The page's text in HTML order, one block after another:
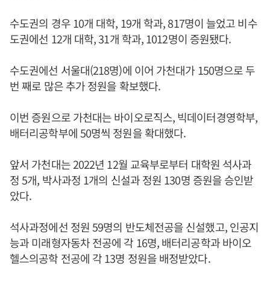
수도권의 경우 10개 대학, 19개 학과, 817명이 늘었고 비수
도권에선 12개 대학, 31개 학과, 1012명이 증원됐다.
수도권에선 서울대(218명)에 이어 가천대가 150명으로 두
번 째로 많은 추가 정원을 확보했다.
이번 증원으로 가천대는 바이오로직스, 빅데이터경영학부,
배터리공학부에 50명씩 정원을 확대했다.
앞서 가천대는 2022년 12월 교육부로부터 대학원 석사과
정 5개, 박사과정 1개의 신설과 정원 130명 증원을 승인받
았다.
석사과정에선 정원 59명의 반도체전공을 신설했고, 인공지
능과 미래형자동차 전공에 각 16명, 배터리공학과 바이오
헬스의공학 전공에 각 13명 정원을 배정받았다.